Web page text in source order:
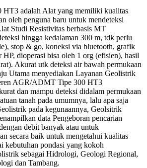
adalah Alat yang memiliki kualitas
oleh penguna baru untuk mendeteksi
Studi Resistivitas berbasis MT
hingga kedalaman 300 m, tdk perlu
stop & go, koneksi via bluetooth, grafik
HP, dioperasi bisa oleh 1 org (efisien), hasil
Akurat utk deteksi air bawah permukaan
Utama menyediakan Layanan Geolistrik
AGR/ADMT Tipe 300 HT3
dan mampu deteksi didalam permukaan
tanah pada umumnya, lalu apa saja
pada kegunaannya, Geolsitrik
data Pengeboran pencarian
debit banyak atau untuk
secara baik untuk mengetahui kualitas
kebutuhan pondasi yang kokoh
sebagai Hidrologi, Geologi Regional,
dan Tambang.